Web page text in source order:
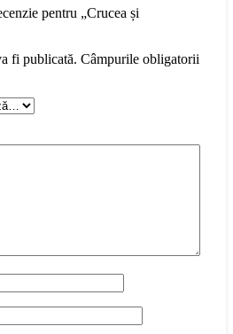
pentru „Crucea și
fi publicată. Câmpurile obligatorii